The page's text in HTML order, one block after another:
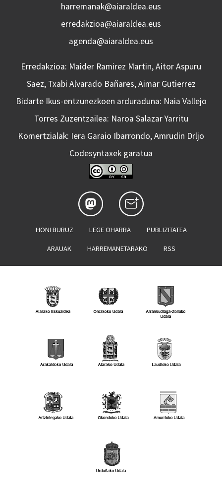
harremanak@aiaraldea.eus
erredakzioa@aiaraldea.eus
agenda@aiaraldea.eus
Erredakzioa: Maider Ramirez Martin, Aitor Aspuru
Saez, Txabi Alvarado Bañares, Aimar Gutierrez
Bidarte Ikus-entzunezkoen arduraduna: Naia Vallejo
Torres Zuzentzailea: Naroa Salazar Yarritu
Komertzialak: Iera Garaio Ibarrondo, Amrudin Drljo
Codesyntaxek garatua
HONI BURUZ LEGE OHARRA PUBLIZITATEA
ARAUAK HARREMANETARAKO RSS